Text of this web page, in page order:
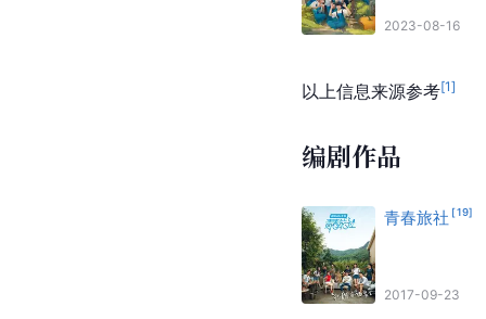
2023-08-16
以上信息来源参考[1]
编剧作品
青春旅社 [19]
2017-09-23